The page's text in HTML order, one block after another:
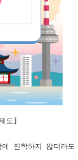
도]
에 진학하지 않더